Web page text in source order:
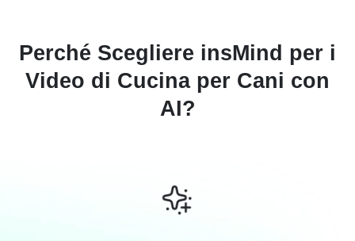
Perché Scegliere insMind per i
Video di Cucina per Cani con
AI?